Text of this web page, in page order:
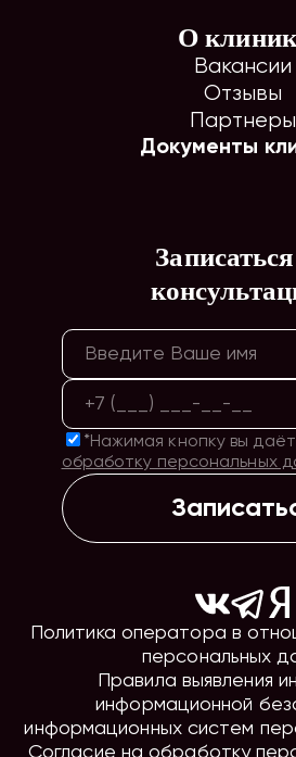
О
Вакансии
Отзывы
Партнеры
Документы
*Нажимая кнопку вы
обработку персональных
Политика оператора в
персональных
Правила выявления
информационной
информационных систем
Согласие на обработку